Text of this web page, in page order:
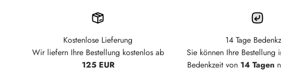
Kostenlose Lieferung
Wir liefern Ihre Bestellung kostenlos ab
125 EUR
14 Tage
Sie können Ihre Bestellung
Bedenkzeit von 14 Tagen